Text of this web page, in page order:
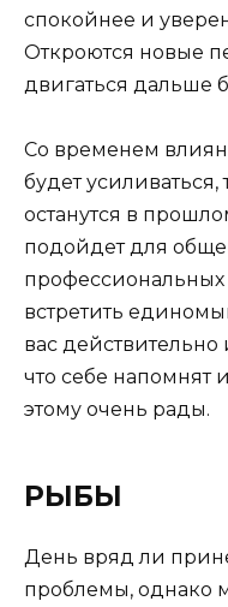
спокойнее и
Откроются новые
двигаться дальше
Со временем
будет
останутся в
подойдет для
встретить
вас
что себе напомнят
этому очень рады.
РЫБЫ
День вряд ли
проблемы, однако